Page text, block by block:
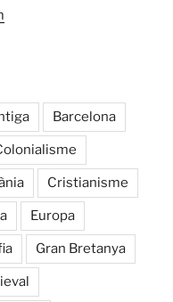
Barcelona
Cristianisme
Europa
Gran Bretanya